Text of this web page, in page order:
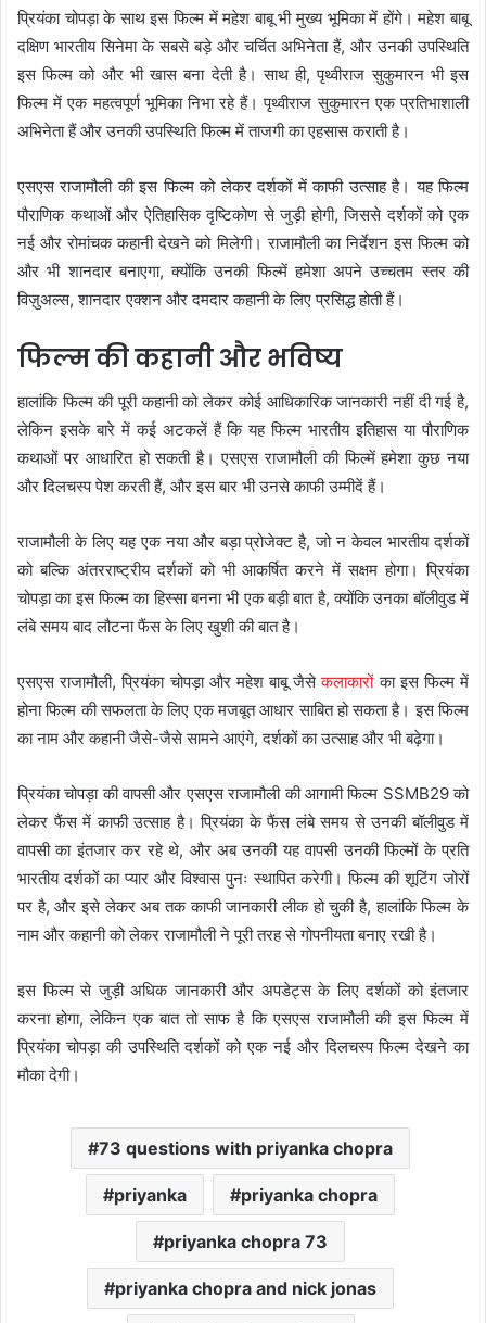
प्रियंका चोपड़ा के साथ इस फिल्म में महेश बाबू भी मुख्य भूमिका में होंगे। महेश बाबू
दक्षिण भारतीय सिनेमा के सबसे बड़े और चर्चित अभिनेता हैं, और उनकी उपस्थिति
इस फिल्म को और भी खास बना देती है। साथ ही, पृथ्वीराज सुकुमारन भी इस
फिल्म में एक महत्वपूर्ण भूमिका निभा रहे हैं। पृथ्वीराज सुकुमारन एक प्रतिभाशाली
अभिनेता हैं और उनकी उपस्थिति फिल्म में ताजगी का एहसास कराती है।
एसएस राजामौली की इस फिल्म को लेकर दर्शकों में काफी उत्साह है। यह फिल्म
पौराणिक कथाओं और ऐतिहासिक दृष्टिकोण से जुड़ी होगी, जिससे दर्शकों को एक
नई और रोमांचक कहानी देखने को मिलेगी। राजामौली का निर्देशन इस फिल्म को
और भी शानदार बनाएगा, क्योंकि उनकी फिल्में हमेशा अपने उच्चतम स्तर की
विज़ुअल्स, शानदार एक्शन और दमदार कहानी के लिए प्रसिद्ध होती हैं।
फिल्म की कहानी और भविष्य
हालांकि फिल्म की पूरी कहानी को लेकर कोई आधिकारिक जानकारी नहीं दी गई है,
लेकिन इसके बारे में कई अटकलें हैं कि यह फिल्म भारतीय इतिहास या पौराणिक
कथाओं पर आधारित हो सकती है। एसएस राजामौली की फिल्में हमेशा कुछ नया
और दिलचस्प पेश करती हैं, और इस बार भी उनसे काफी उम्मीदें हैं।
राजामौली के लिए यह एक नया और बड़ा प्रोजेक्ट है, जो न केवल भारतीय दर्शकों
को बल्कि अंतरराष्ट्रीय दर्शकों को भी आकर्षित करने में सक्षम होगा। प्रियंका
चोपड़ा का इस फिल्म का हिस्सा बनना भी एक बड़ी बात है, क्योंकि उनका बॉलीवुड में
लंबे समय बाद लौटना फैंस के लिए खुशी की बात है।
एसएस राजामौली, प्रियंका चोपड़ा और महेश बाबू जैसेकलाकारोंका इस फिल्म में
होना फिल्म की सफलता के लिए एक मजबूत आधार साबित हो सकता है। इस फिल्म
का नाम और कहानी जैसे-जैसे सामने आएंगे, दर्शकों का उत्साह और भी बढ़ेगा।
प्रियंका चोपड़ा की वापसी और एसएस राजामौली की आगामी फिल्म SSMB29 को
लेकर फैंस में काफी उत्साह है। प्रियंका के फैंस लंबे समय से उनकी बॉलीवुड में
वापसी का इंतजार कर रहे थे, और अब उनकी यह वापसी उनकी फिल्मों के प्रति
भारतीय दर्शकों का प्यार और विश्वास पुनः स्थापित करेगी। फिल्म की शूटिंग जोरों
पर है, और इसे लेकर अब तक काफी जानकारी लीक हो चुकी है, हालांकि फिल्म के
नाम और कहानी को लेकर राजामौली ने पूरी तरह से गोपनीयता बनाए रखी है।
इस फिल्म से जुड़ी अधिक जानकारी और अपडेट्स के लिए दर्शकों को इंतजार
करना होगा, लेकिन एक बात तो साफ है कि एसएस राजामौली की इस फिल्म में
प्रियंका चोपड़ा की उपस्थिति दर्शकों को एक नई और दिलचस्प फिल्म देखने का
मौका देगी।
73 questions with priyanka chopra
priyanka priyanka chopra
priyanka chopra 73
priyanka chopra and nick jonas